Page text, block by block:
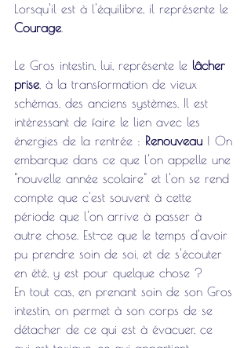
Lorsqu'il est à l'équilibre, il représente le
Courage
Le Gros intestin, lui, représente le lâcher
prise , à la transformation de vieux
schémas, des anciens systèmes. Il est
intéressant de faire le lien avec les
énergies de la rentrée : Renouveau ! On
embarque dans ce que l'on appelle une
"nouvelle année scolaire" et l'on se rend
compte que c'est souvent à cette
période que l'on arrive à passer à
autre chose. Est-ce que le temps d'avoir
pu prendre soin de soi, et de s'écouter
en été, y est pour quelque chose ?
En tout cas, en prenant soin de son Gros
intestin, on permet à son corps de se
détacher de ce qui est à évacuer, ce